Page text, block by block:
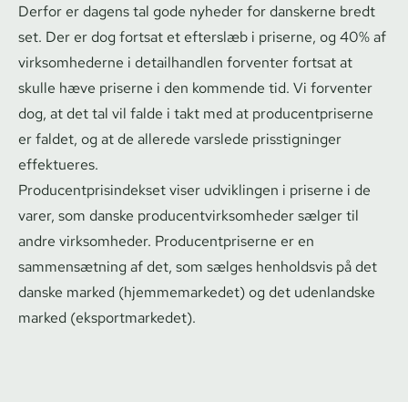
Derfor er dagens tal gode nyheder for danskerne bredt
set. Der er dog fortsat et efterslæb i priserne, og 40% af
virksomhederne i detailhandlen forventer fortsat at
skulle hæve priserne i den kommende tid. Vi forventer
dog, at det tal vil falde i takt med at pro­du­cent­pri­ser­ne
er faldet, og at de allerede varslede prisstigninger
effektueres.
Pro­du­cent­pri­sin­dek­set viser udviklingen i priserne i de
varer, som danske pro­du­centvirk­som­he­der sælger til
andre virksomheder. Pro­du­cent­pri­ser­ne er en
sammensætning af det, som sælges henholdsvis på det
danske marked (hjemmemarkedet) og det udenlandske
marked (eks­port­mar­ke­det).